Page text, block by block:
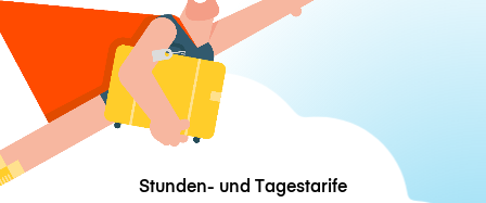
Stunden- und Tagestarife